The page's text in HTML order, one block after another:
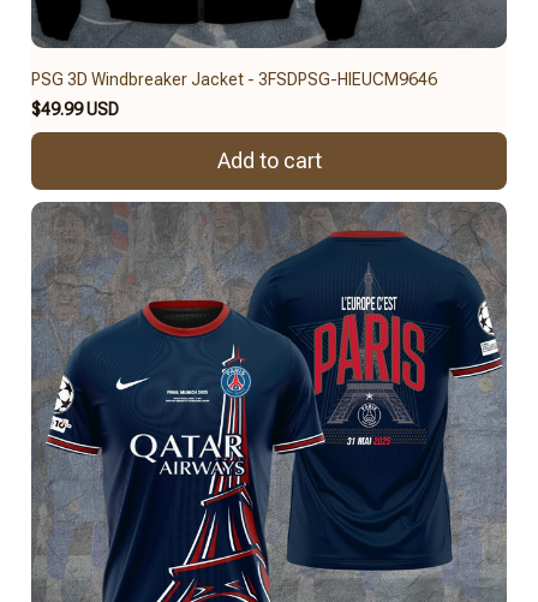
PSG 3D Windbreaker Jacket - 3FSDPSG-HIEUCM9646
$49.99 USD
Add to cart